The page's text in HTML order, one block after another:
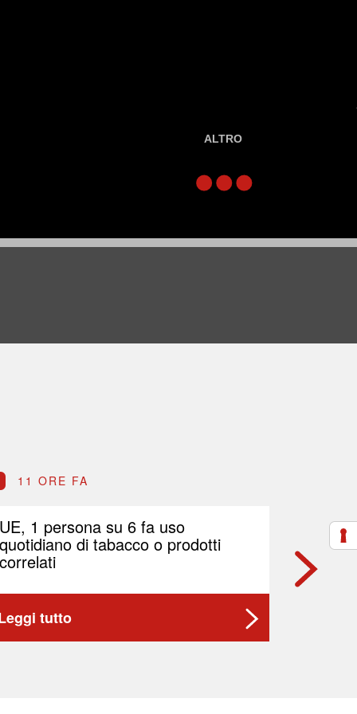
ALTRO
11 ORE FA
UE, 1 persona su 6 fa uso
quotidiano di tabacco o prodotti
correlati
tutto
Indel
di